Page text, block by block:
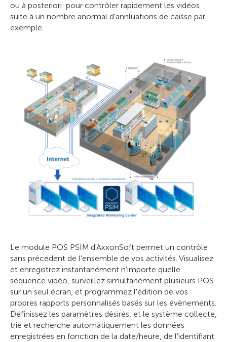
ou à posteriori pour contrôler rapidement les vidéos
suite à un nombre anormal d'annluations de caisse par
exemple.
Le module POS PSIM d'AxxonSoft permet un contrôle
sans précédent de l'ensemble de vos activités. Visualisez
et enregistrez instantanément n'importe quelle
séquence vidéo, surveillez simultanément plusieurs POS
sur un seul écran, et programmez l'édition de vos
propres rapports personnalisés basés sur les évènements.
Définissez les paramètres désirés, et le système collecte,
trie et recherche automatiquement les données
enregistrées en fonction de la date/heure, de l'identifiant